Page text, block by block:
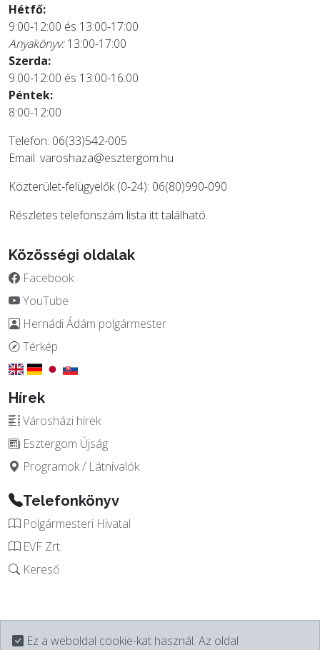
Ez a weboldal cookie-kat használ. Az oldal
Hétfő:
9:00-12:00 és 13:00-17:00
Anyakönyv:13:00-17:00
Szerda:
9:00-12:00 és 13:00-16:00
Péntek:
8:00-12:00
Telefon: 06(33)542-005
Email: varoshaza@esztergom.hu
Közterület-felügyelők (0-24): 06(80)990-090
Részletes telefonszám lista itttalálható.
Közösségi oldalak
Facebook
YouTube
Hernádi Ádám polgármester
Térkép
Hírek
Városházi hírek
Esztergom Újság
Programok / Látnivalók
Telefonkönyv
Polgármesteri Hivatal
EVF Zrt.
Kereső